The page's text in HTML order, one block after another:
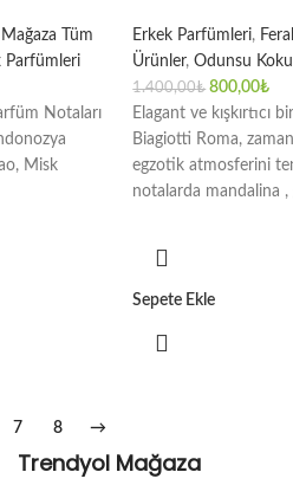
Mağaza Tüm
Parfümleri
Notaları
Misk
Erkek Parfümleri,
Ürünler, Odunsu
1.400,00₺ 800,00₺
Elagant ve kışkırtıcı
Biagiotti Roma,
egzotik atmosferini
notalarda mandalina
Sepete Ekle
7 8 →
Trendyol Mağaza